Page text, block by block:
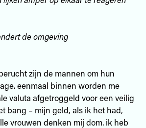
de omgeving
zijn de mannen om hun
eenmaal binnen worden me
valuta afgetroggeld voor een veilig
bang – mijn geld, als ik het had,
vrouwen denken mij dom. ik heb